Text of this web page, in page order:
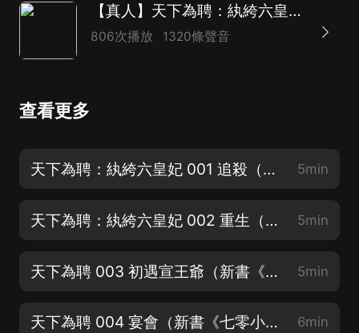
【真人】天下為聘：紈絝六皇妃|重生權謀|復仇虐渣|大女主|多人有聲劇
806次播放 1320條聲音
查看更多
天下為聘：紈絝六皇妃 001 追殺（大女主橫掃四方，撒嬌求訂閱~） 5min
天下為聘：紈絝六皇妃 002 重生（轉發、留言、點讚更新更積極哦！） 5min
天下為聘 003 初遇宣王爺（新書《七零小福氣》發家致富，福運逆天） 5min
天下為聘 004 宴會（新書《七零小福氣》發家致富，福運逆天） 6min